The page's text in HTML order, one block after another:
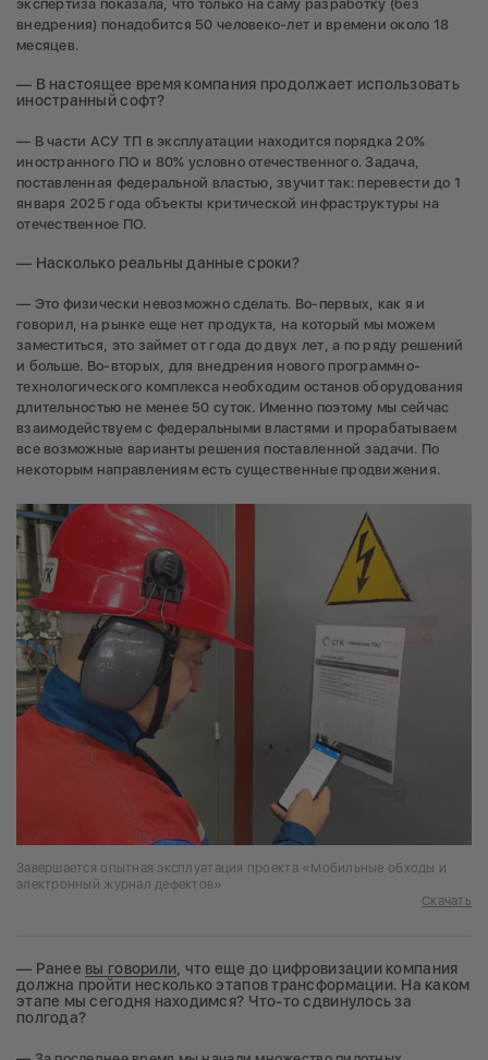
экспертиза показала, что только на саму разработку (без
внедрения) понадобится 50 человеко-лет и времени около 18
месяцев.
— В настоящее время компания продолжает использовать
иностранный софт?
— В части АСУ ТП в эксплуатации находится порядка 20%
иностранного ПО и 80% условно отечественного. Задача,
поставленная федеральной властью, звучит так: перевести до 1
января 2025 года объекты критической инфраструктуры на
отечественное ПО.
— Насколько реальны данные сроки?
— Это физически невозможно сделать. Во-первых, как я и
говорил, на рынке еще нет продукта, на который мы можем
заместиться, это займет от года до двух лет, а по ряду решений
и больше. Во-вторых, для внедрения нового программно-
технологического комплекса необходим останов оборудования
длительностью не менее 50 суток. Именно поэтому мы сейчас
взаимодействуем с федеральными властями и прорабатываем
все возможные варианты решения поставленной задачи. По
некоторым направлениям есть существенные продвижения.
Завершается опытная эксплуатация проекта «Мобильные обходы и
электронный журнал дефектов»
Скачать
— Ранее вы говорили, что еще до цифровизации компания
должна пройти несколько этапов трансформации. На каком
этапе мы сегодня находимся? Что-то сдвинулось за
полгода?